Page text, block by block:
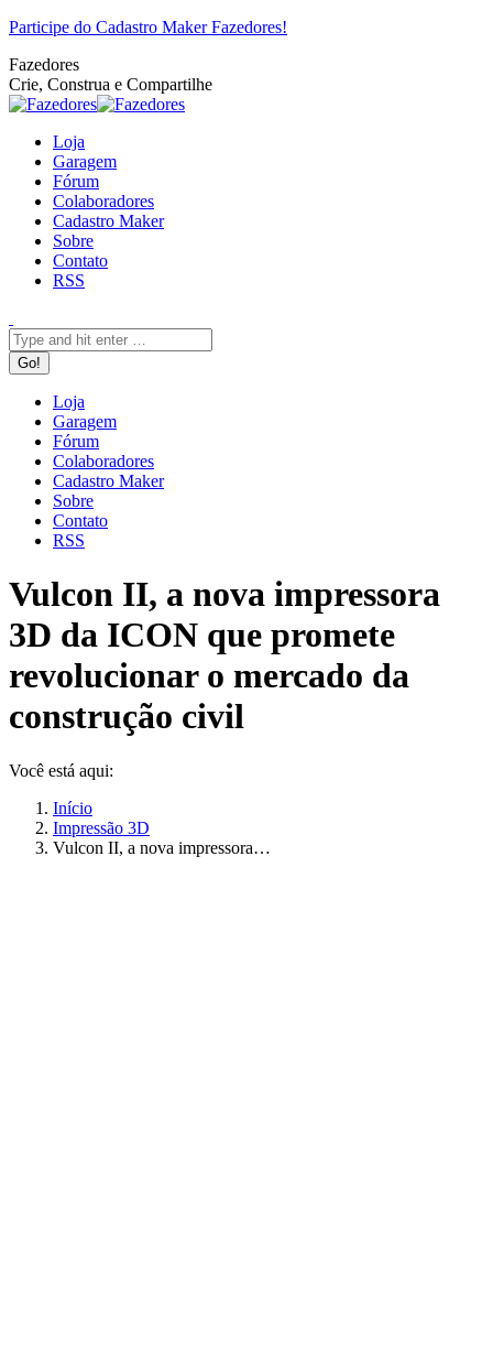
Pular
o
conteúdo
Facebook
Twitter
Google+
YouTube
Website
Rss
Participe do Cadastro Maker Fazedores!
Fazedores
Crie, Construa e Compartilhe
Loja
Garagem
Fórum
Colaboradores
Cadastro Maker
Sobre
Contato
RSS
Loja
Garagem
Fórum
Colaboradores
Cadastro Maker
Sobre
Contato
RSS
Vulcon II, a nova impressora
3D da ICON que promete
revolucionar o mercado da
construção civil
Você está aqui:
Início
Impressão 3D
Vulcon II, a nova impressora…